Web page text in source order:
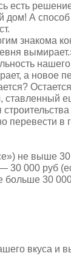
есть
дом! А
знакома
а новое
ставленный
перевести в
не выше
30 000 руб
больше 30
вкуса и